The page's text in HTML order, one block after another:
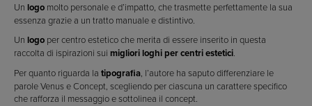
Un logo molto personale e d’impatto, che trasmette perfettamente la sua
essenza grazie a un tratto manuale e distintivo.
Un logo per centro estetico che merita di essere inserito in questa
raccolta di ispirazioni sui migliori loghi per centri estetici.
Per quanto riguarda la tipografia, l’autore ha saputo differenziare le
parole Venus e Concept, scegliendo per ciascuna un carattere specifico
che rafforza il messaggio e sottolinea il concept.